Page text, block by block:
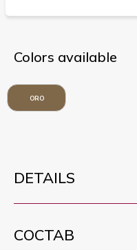
Colors available
ORO
DETAILS
СОСТАВ